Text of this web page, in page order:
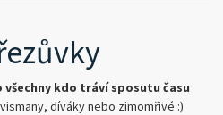
kdo tráví sposutu času
díváky nebo zimomřivé :)